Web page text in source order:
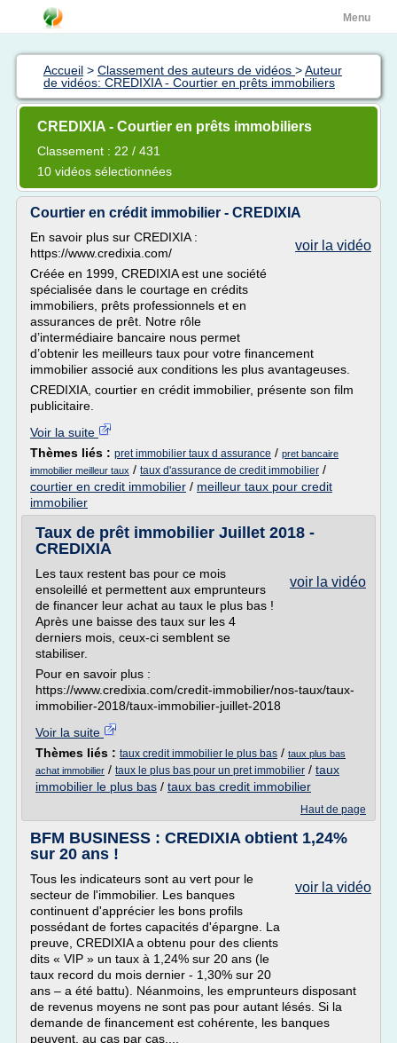
Menu
Accueil > Classement des auteurs de vidéos >Auteur
de vidéos: CREDIXIA - Courtier en prêts immobiliers
CREDIXIA - Courtier en prêts immobiliers
Classement : 22 / 431
10 vidéos sélectionnées
Courtier en crédit immobilier - CREDIXIA
voir la vidéo
En savoir plus sur CREDIXIA :
https://www.credixia.com/
Créée en 1999, CREDIXIA est une société
spécialisée dans le courtage en crédits
immobiliers, prêts professionnels et en
assurances de prêt. Notre rôle
d’intermédiaire bancaire nous permet
d’obtenir les meilleurs taux pour votre financement
immobilier associé aux conditions les plus avantageuses.
CREDIXIA, courtier en crédit immobilier, présente son film
publicitaire.
Voir la suite
Thèmes liés : pret immobilier taux d assurance / pret bancaire
immobilier meilleur taux / taux d'assurance de credit immobilier /
courtier en credit immobilier / meilleur taux pour credit
immobilier
Taux de prêt immobilier Juillet 2018 -
CREDIXIA
voir la vidéo
Les taux restent bas pour ce mois
ensoleillé et permettent aux emprunteurs
de financer leur achat au taux le plus bas !
Après une baisse des taux sur les 4
derniers mois, ceux-ci semblent se
stabiliser.
Pour en savoir plus :
https://www.credixia.com/credit-immobilier/nos-taux/taux-
immobilier-2018/taux-immobilier-juillet-2018
Voir la suite
Thèmes liés : taux credit immobilier le plus bas / taux plus bas
achat immobilier / taux le plus bas pour un pret immobilier / taux
immobilier le plus bas / taux bas credit immobilier
Haut de page
BFM BUSINESS : CREDIXIA obtient 1,24%
sur 20 ans !
voir la vidéo
Tous les indicateurs sont au vert pour le
secteur de l'immobilier. Les banques
continuent d'apprécier les bons profils
possédant de fortes capacités d'épargne. La
preuve, CREDIXIA a obtenu pour des clients
dits « VIP » un taux à 1,24% sur 20 ans (le
taux record du mois dernier - 1,30% sur 20
ans – a été battu). Néanmoins, les emprunteurs disposant
de revenus moyens ne sont pas pour autant lésés. Si la
demande de financement est cohérente, les banques
peuvent, au cas par cas,...